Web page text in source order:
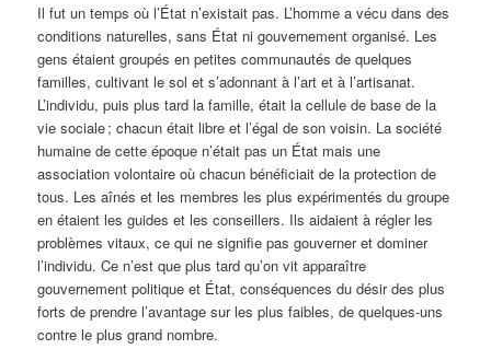
Il fut un temps où l’État n’existait pas. L’homme a vécu dans des
conditions naturelles, sans État ni gouvernement organisé. Les
gens étaient groupés en petites communautés de quelques
familles, cultivant le sol et s’adonnant à l’art et à l’artisanat.
L’individu, puis plus tard la famille, était la cellule de base de la
vie sociale ; chacun était libre et l’égal de son voisin. La société
humaine de cette époque n’était pas un État mais une
association volontaire où chacun bénéficiait de la protection de
tous. Les aînés et les membres les plus expérimentés du groupe
en étaient les guides et les conseillers. Ils aidaient à régler les
problèmes vitaux, ce qui ne signifie pas gouverner et dominer
l’individu. Ce n’est que plus tard qu’on vit apparaître
gouvernement politique et État, conséquences du désir des plus
forts de prendre l’avantage sur les plus faibles, de quelques-uns
contre le plus grand nombre.